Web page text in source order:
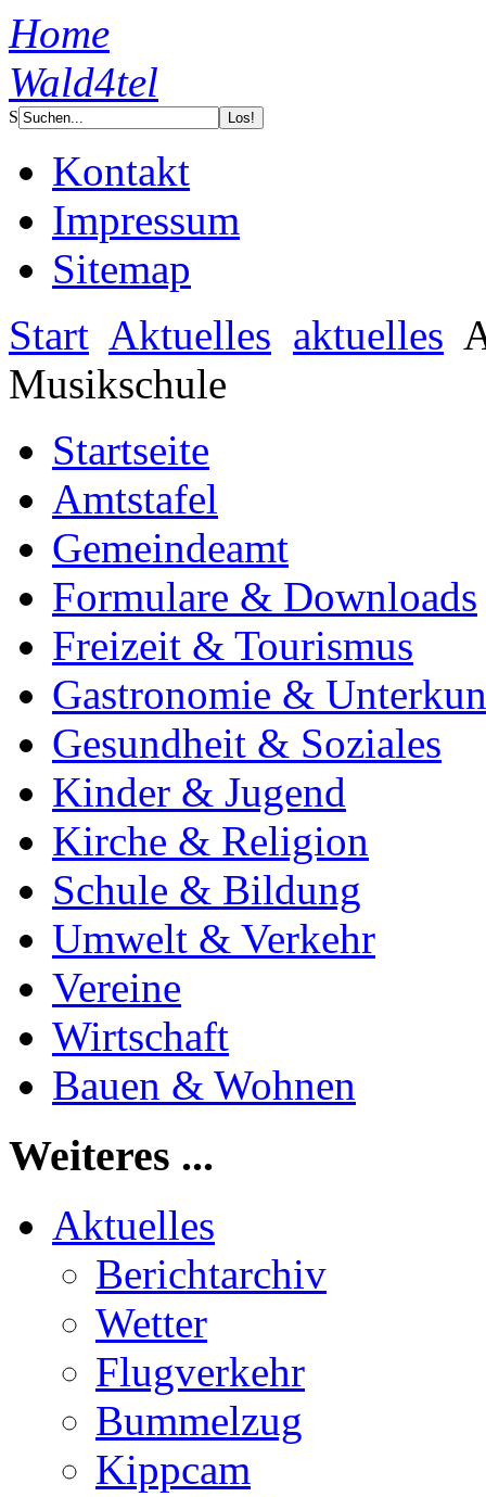
Home
Wald4tel
S
Kontakt
Impressum
Sitemap
Start Aktuelles aktuelles
Musikschule
Startseite
Amtstafel
Gemeindeamt
Formulare & Downloads
Freizeit & Tourismus
Gastronomie &
Gesundheit & Soziales
Kinder & Jugend
Kirche & Religion
Schule & Bildung
Umwelt & Verkehr
Vereine
Wirtschaft
Bauen & Wohnen
Weiteres ...
Aktuelles
Berichtarchiv
Wetter
Flugverkehr
Bummelzug
Kippcam